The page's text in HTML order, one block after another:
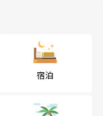
宿泊